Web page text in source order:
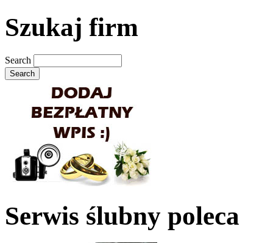
Szukaj firm
Search
Serwis ślubny poleca